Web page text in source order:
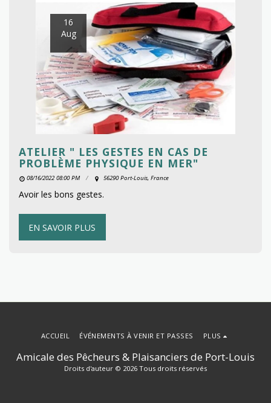
16
Aug
ATELIER " LES GESTES EN CAS DE
PROBLÈME PHYSIQUE EN MER"
08/16/2022 08:00 PM 56290 Port-Louis, France
Avoir les bons gestes.
EN SAVOIR PLUS
Amicale des Pêcheurs & Plaisanciers de Port-Louis
Droits d'auteur © 2026 Tous droits réservés
ACCUEIL ÉVÉNEMENTS À VENIR ET PASSES PLUS